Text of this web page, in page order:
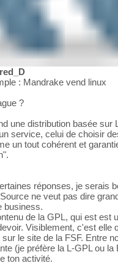
: Mandrake vend linux
?
une distribution basée sur
service, celui de choisir
un tout cohérent et
réponses, je serais
ne veut pas dire
business.
de la GPL, qui est est
Visiblement, c'est elle
le site de la FSF. Entre
(je préfère la L-GPL ou
ton activité.